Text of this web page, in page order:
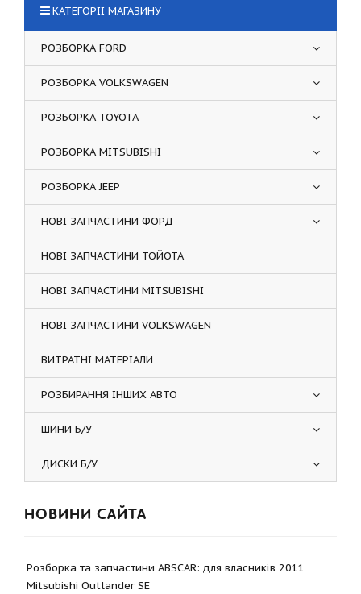
КАТЕГОРІЇ МАГАЗИНУ
РОЗБОРКА FORD
РОЗБОРКА VOLKSWAGEN
РОЗБОРКА TOYOTA
РОЗБОРКА MITSUBISHI
РОЗБОРКА JEEP
НОВІ ЗАПЧАСТИНИ ФОРД
НОВІ ЗАПЧАСТИНИ ТОЙОТА
НОВІ ЗАПЧАСТИНИ MITSUBISHI
НОВІ ЗАПЧАСТИНИ VOLKSWAGEN
ВИТРАТНІ МАТЕРІАЛИ
РОЗБИРАННЯ ІНШИХ АВТО
ШИНИ Б/У
ДИСКИ Б/У
НОВИНИ САЙТА
Розборка та запчастини ABSCAR: для власників 2011
Mitsubishi Outlander SE